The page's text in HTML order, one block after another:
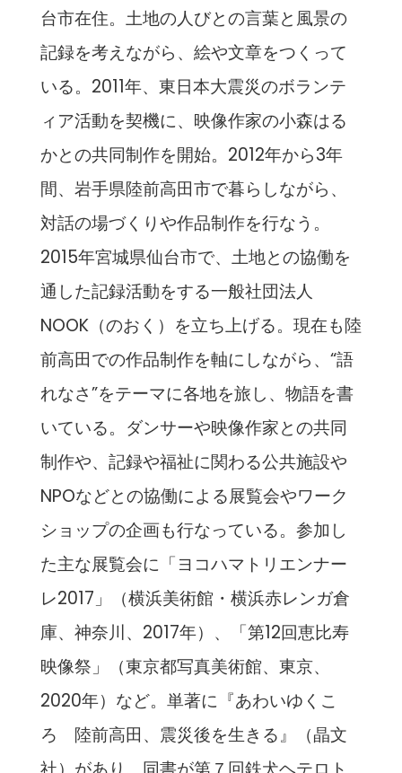
台市在住。土地の人びとの言葉と風景の
記録を考えながら、絵や文章をつくって
いる。2011年、東日本大震災のボランテ
ィア活動を契機に、映像作家の小森はる
かとの共同制作を開始。2012年から3年
間、岩手県陸前高田市で暮らしながら、
対話の場づくりや作品制作を行なう。
2015年宮城県仙台市で、土地との協働を
通した記録活動をする一般社団法人
NOOK（のおく）を立ち上げる。現在も陸
前高田での作品制作を軸にしながら、“語
れなさ”をテーマに各地を旅し、物語を書
いている。ダンサーや映像作家との共同
制作や、記録や福祉に関わる公共施設や
NPOなどとの協働による展覧会やワーク
ショップの企画も行なっている。参加し
た主な展覧会に「ヨコハマトリエンナー
レ2017」（横浜美術館・横浜赤レンガ倉
庫、神奈川、2017年）、「第12回恵比寿
映像祭」（東京都写真美術館、東京、
2020年）など。単著に『あわいゆくこ
ろ 陸前高田、震災後を生きる』（晶文